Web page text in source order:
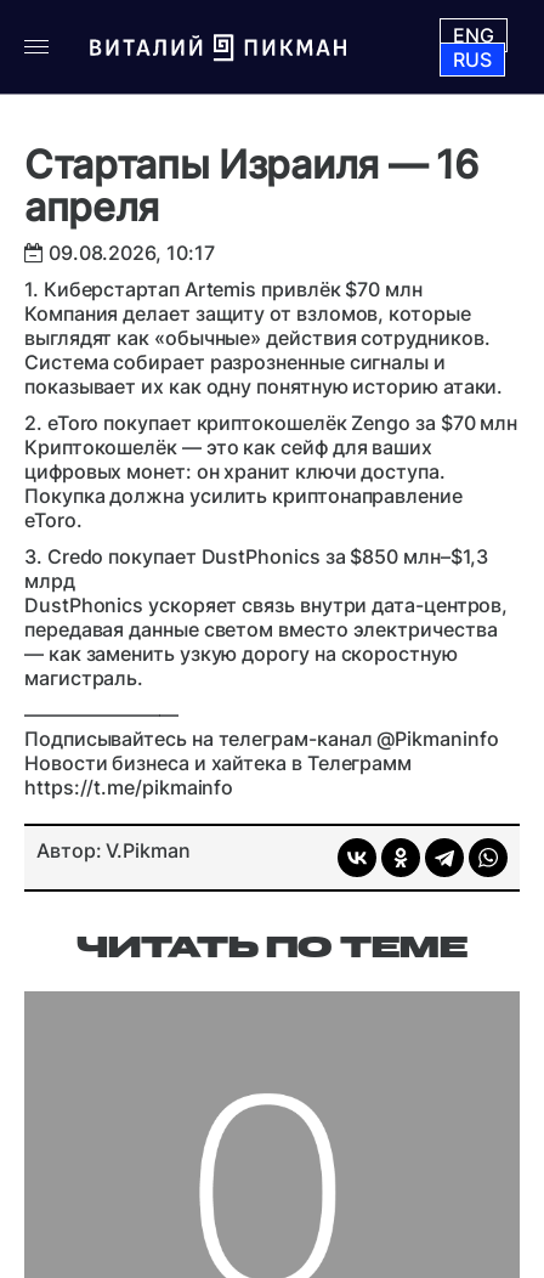
ENG
RUS
Стартапы Израиля — 16
апреля
09.08.2026, 10:17
1. Киберстартап Artemis привлёк $70 млн
Компания делает защиту от взломов, которые
выглядят как «обычные» действия сотрудников.
Система собирает разрозненные сигналы и
показывает их как одну понятную историю атаки.
2. eToro покупает криптокошелёк Zengo за $70 млн
Криптокошелёк — это как сейф для ваших
цифровых монет: он хранит ключи доступа.
Покупка должна усилить криптонаправление
eToro.
3. Credo покупает DustPhonics за $850 млн–$1,3
млрд
DustPhonics ускоряет связь внутри дата-центров,
передавая данные светом вместо электричества
— как заменить узкую дорогу на скоростную
магистраль.
————————
Подписывайтесь на телеграм-канал @Pikmaninfo
Новости бизнеса и хайтека в Телеграмм
https://t.me/pikmainfo
Автор: V.Pikman
ЧИТАТЬ ПО ТЕМЕ